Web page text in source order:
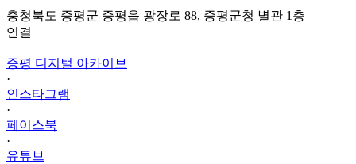
충청북도 증평군 증평읍 광장로 88, 증평군청 별관 1층
연결
증평 디지털 아카이브
·
인스타그램
·
페이스북
·
유튜브